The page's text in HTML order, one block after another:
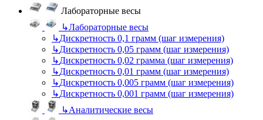
Лабораторные весы
↳Лабораторные весы
↳Дискретность 0,1 грамм (шаг измерения)
↳Дискретность 0,05 грамм (шаг измерения)
↳Дискретность 0,02 грамма (шаг измерения)
↳Дискретность 0,01 грамм (шаг измерения)
↳Дискретность 0,005 грамм (шаг измерения)
↳Дискретность 0,001 грамм (шаг измерения)
↳Аналитические весы